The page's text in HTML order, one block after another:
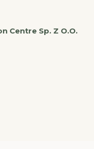
Centre Sp. Z O.O.